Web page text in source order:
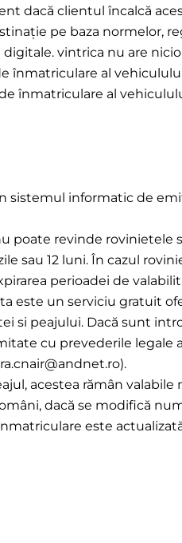
dacă clientul încalcă
pe baza normelor,
vintrica nu are
înmatriculare al
înmatriculare al
sistemul informatic de
poate revinde rovinietele
sau 12 luni. În cazul
perioadei de
este un serviciu gratuit
si peajului. Dacă sunt
cu prevederile legale
acestea rămân valabile
dacă se modifică
este